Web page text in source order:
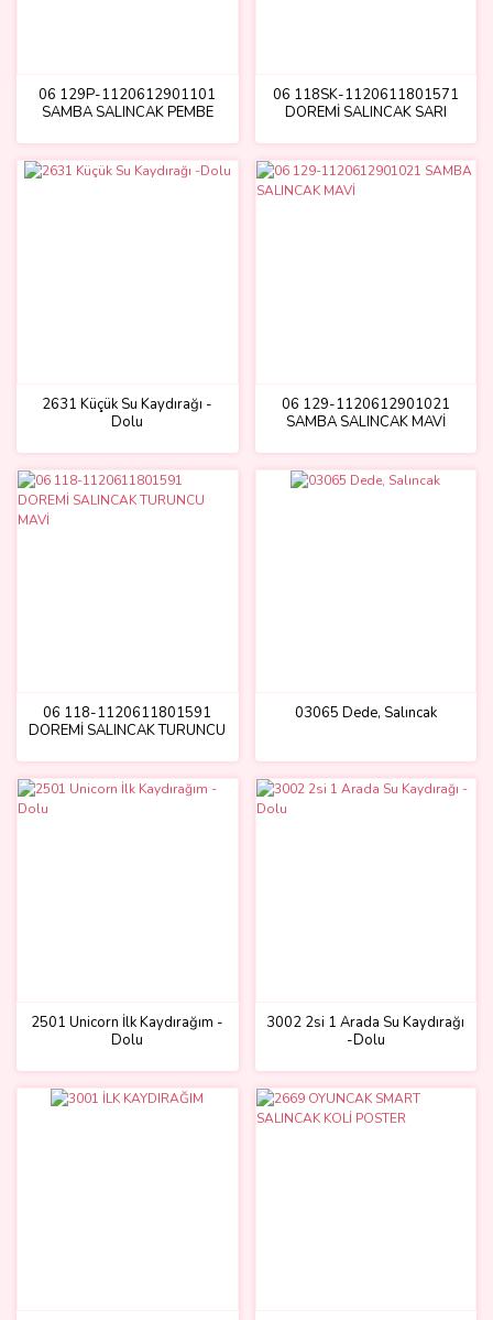
06 129P-1120612901101
SAMBA SALINCAK PEMBE
06 118SK-1120611801571
DOREMİ SALINCAK SARI
2631 Küçük Su Kaydırağı -
Dolu
06 129-1120612901021
SAMBA SALINCAK MAVİ
06 118-1120611801591
DOREMİ SALINCAK TURUNCU
03065 Dede, Salıncak
2501 Unicorn İlk Kaydırağım -
Dolu
3002 2si 1 Arada Su Kaydırağı
-Dolu